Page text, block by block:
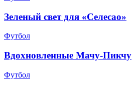
Зеленый свет для «Селесао»
Футбол
Вдохновленные Мачу-Пикчу
Футбол